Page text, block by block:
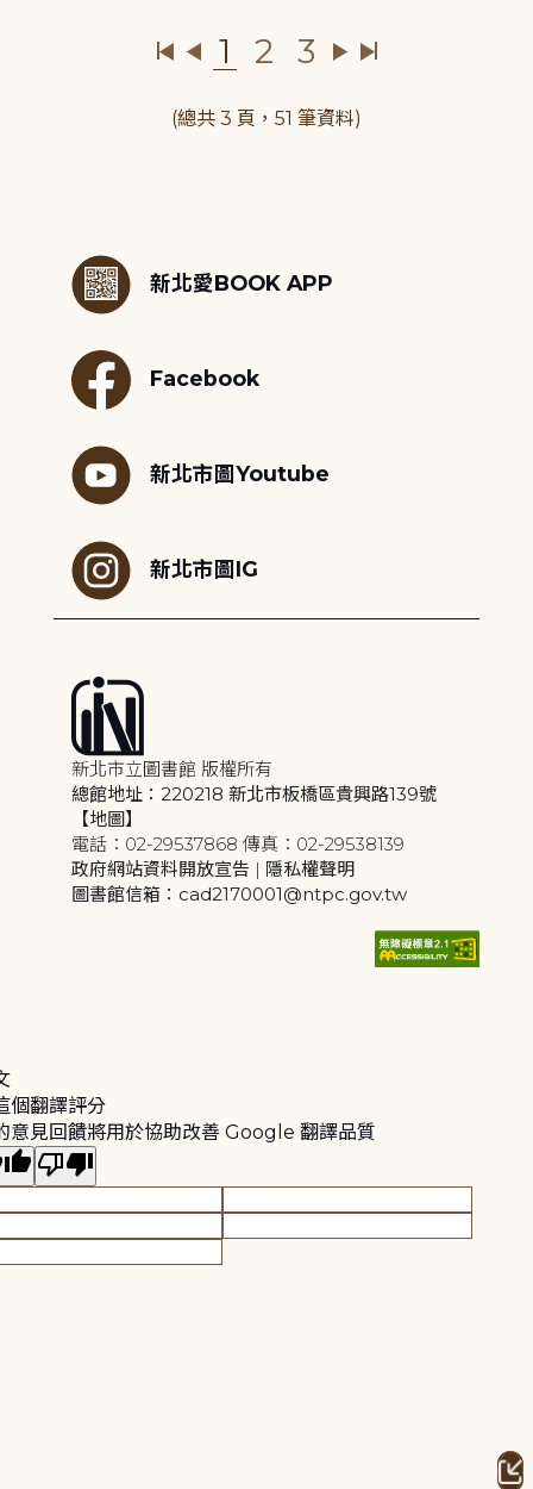
1 2 3
(總共 3 頁，51 筆資料)
新北愛BOOK APP
Facebook
新北市圖Youtube
新北市圖IG
新北市立圖書館 版權所有
總館地址：220218 新北市板橋區貴興路139號
【地圖】
電話：02-29537868 傳真：02-29538139
政府網站資料開放宣告 | 隱私權聲明
圖書館信箱：cad2170001@ntpc.gov.tw
個翻譯評分
意見回饋將用於協助改善 Google 翻譯品質